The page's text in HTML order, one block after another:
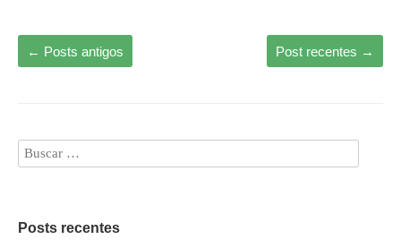
← Posts antigos Post recentes →
Posts recentes